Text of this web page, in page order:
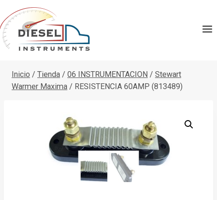
Saltar
al
contenido
Inicio / Tienda / 06 INSTRUMENTACION / Stewart
Warmer Maxima / RESISTENCIA 60AMP (813489)